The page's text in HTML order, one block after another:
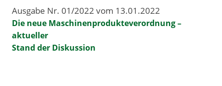
Ausgabe Nr. 01/2022 vom 13.01.2022
Die neue Maschinenprodukteverordnung –
aktueller
Stand der Diskussion